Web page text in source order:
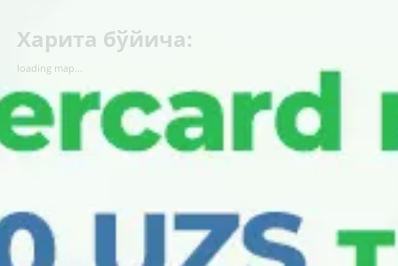
Харита бўйича:
loading map...